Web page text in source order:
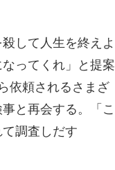
して人生を終えよ
ってくれ」と提案
依頼されるさまざ
と再会する。「こ
調査しだす